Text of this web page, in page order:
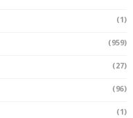
(1)
(959)
(27)
(96)
(1)